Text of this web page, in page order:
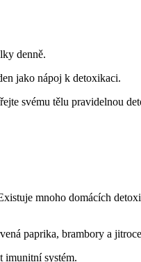
denně.
jako nápoj ⁤k detoxikaci.
svému⁣ tělu pravidelnou
mnoho domácích
paprika, brambory a
imunitní systém.